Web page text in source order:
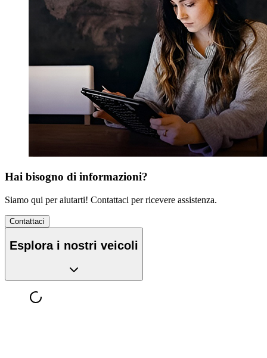
Hai bisogno di informazioni?
Siamo qui per aiutarti! Contattaci per ricevere assistenza.
Contattaci
Esplora i nostri veicoli